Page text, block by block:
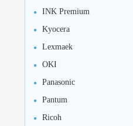
INK Premium
Kyocera
Lexmaek
OKI
Panasonic
Pantum
Ricoh